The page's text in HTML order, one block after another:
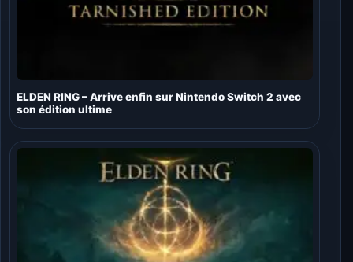
ELDEN RING – Arrive enfin sur Nintendo Switch 2 avec
son édition ultime